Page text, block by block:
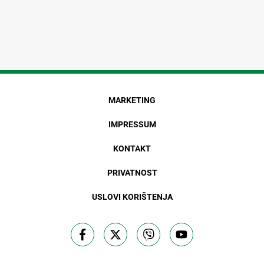
MARKETING
IMPRESSUM
KONTAKT
PRIVATNOST
USLOVI KORIŠTENJA